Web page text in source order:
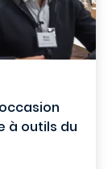
à outils du